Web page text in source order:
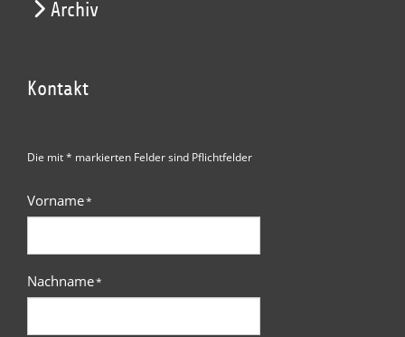
Archiv
Kontakt
Die mit * markierten Felder sind Pflichtfelder
Vorname*
Nachname*